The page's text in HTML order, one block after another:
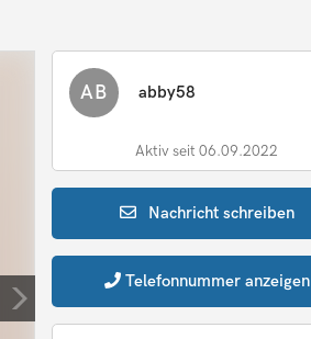
AB abby58
Aktiv seit 06.09.2022
Nachrichtschreiben
Telefonnummer anzeigen